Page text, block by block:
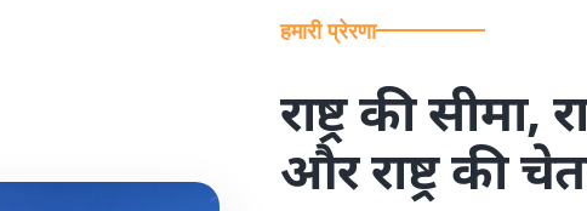
हमारी प्रेरणा
राष्ट्र की सीमा,
और राष्ट्र की